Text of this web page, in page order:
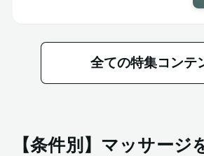
全ての特集コンテ
【条件別】マッサージ